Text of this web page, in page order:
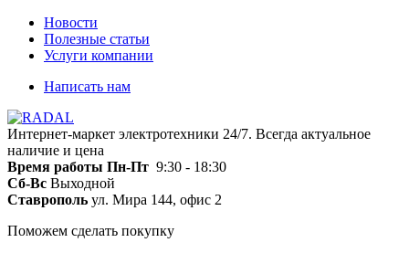
Новости
Полезные статьи
Услуги компании
Написать нам
Интернет-маркет электротехники 24/7. Всегда актуальное
наличие и цена
Время работы Пн-Пт 9:30 - 18:30
Сб-Вс Выходной
Ставрополь ул. Мира 144, офис 2
Поможем сделать покупку